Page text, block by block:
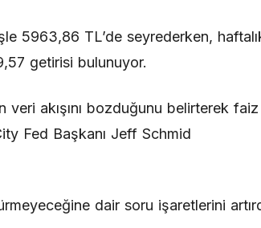
5963,86 TL’de seyrederken,
getirisi bulunuyor.
veri akışını bozduğunu belirterek faiz
Fed Başkanı Jeff Schmid
dair soru işaretlerini